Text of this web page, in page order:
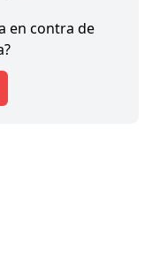
en contra de